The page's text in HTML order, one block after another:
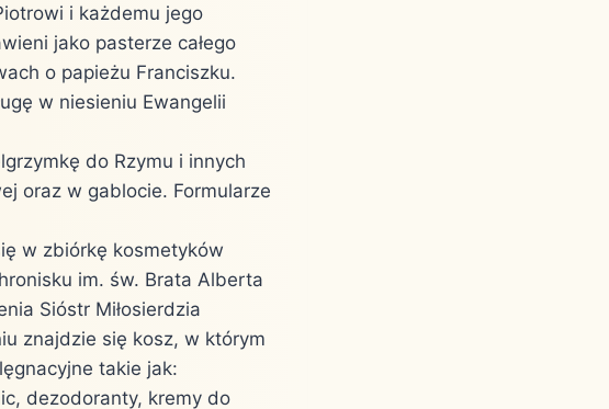
i każdemu jego
jako pasterze całego
o papieżu Franciszku.
w niesieniu Ewangelii
do Rzymu i innych
oraz w gablocie. Formularze
w zbiórkę kosmetyków
im. św. Brata Alberta
Sióstr Miłosierdzia
znajdzie się kosz, w którym
takie jak:
dezodoranty, kremy do